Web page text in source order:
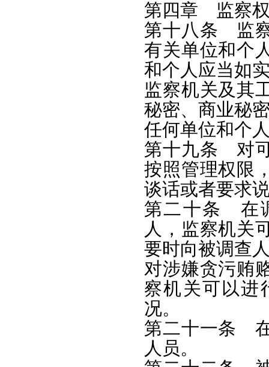
第四章 监察
第十八条 监
有关单位和个
和个人应当如
监察机关及其
秘密、商业秘
任何单位和个
第十九条 对
按照管理权限
谈话或者要求
第二十条 在
人，监察机关
要时向被调查
对涉嫌贪污贿
察机关可以进
况。
第二十一条
人员。